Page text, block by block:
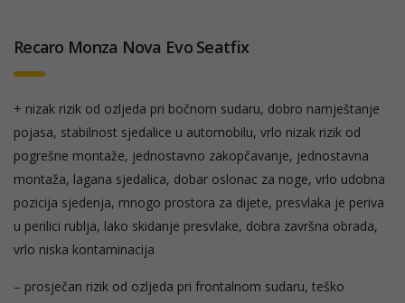
Recaro Monza Nova Evo Seatfix
+ nizak rizik od ozljeda pri bočnom sudaru, dobro namještanje
pojasa, stabilnost sjedalice u automobilu, vrlo nizak rizik od
pogrešne montaže, jednostavno zakopčavanje, jednostavna
montaža, lagana sjedalica, dobar oslonac za noge, vrlo udobna
pozicija sjedenja, mnogo prostora za dijete, presvlaka je periva
u perilici rublja, lako skidanje presvlake, dobra završna obrada,
vrlo niska kontaminacija
– prosječan rizik od ozljeda pri frontalnom sudaru, teško